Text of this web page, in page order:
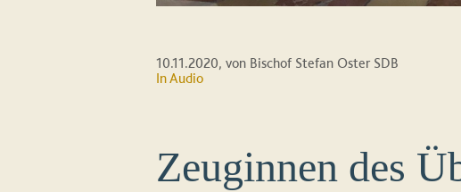
10.11.2020, von Bischof Stefan Oster SDB
In Audio
Zeuginnen des